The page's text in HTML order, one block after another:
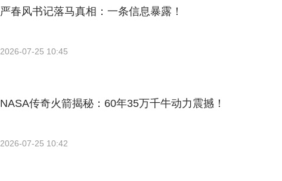
严春风书记落马真相：一条信息暴露！
2026-07-25 10:45
NASA传奇火箭揭秘：60年35万千牛动力震撼！
2026-07-25 10:42